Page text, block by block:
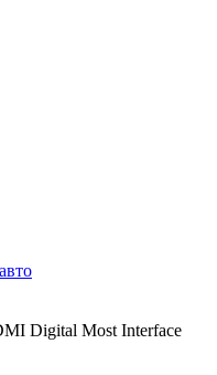
Digital Most Interface